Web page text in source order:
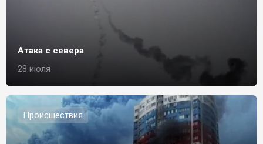
Атака с севера
28 июля
Происшествия